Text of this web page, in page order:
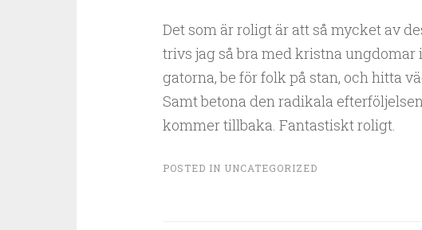
Det som är roligt är att så mycket av
trivs jag så bra med kristna ungdomar
gatorna, be för folk på stan, och hitta
Samt betona den radikala
kommer tillbaka. Fantastiskt roligt.
POSTED IN UNCATEGORIZED